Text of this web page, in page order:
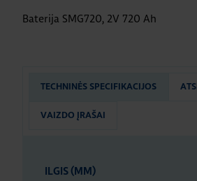
Baterija SMG720, 2V 720 Ah
TECHNINĖS SPECIFIKACIJOS
VAIZDO ĮRAŠAI
ILGIS (MM)